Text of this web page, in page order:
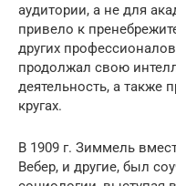
аудитории, а не для
привело к
других
продолжал свою
деятельность, а также
кругах.
В 1909 г. Зиммель
Вебер, и другие, был